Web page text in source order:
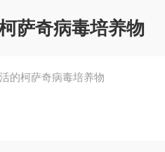
萨奇病毒培养物
的柯萨奇病毒培养物